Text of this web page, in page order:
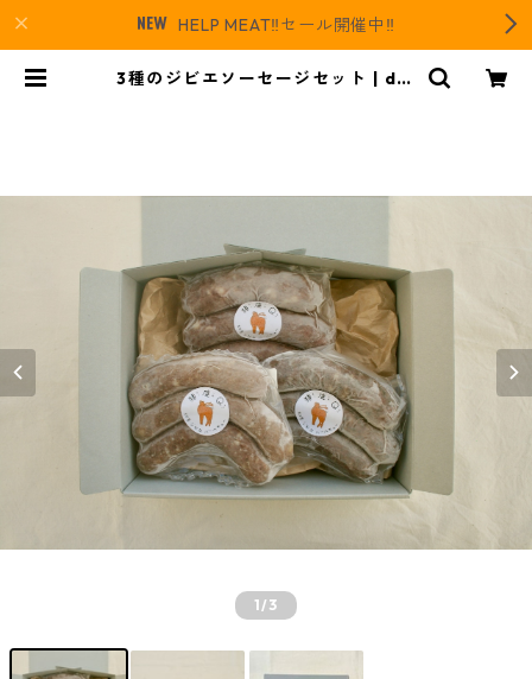
HELP MEAT‼️セール開催中‼️
3種のジビエソーセージセット | dai
1/3